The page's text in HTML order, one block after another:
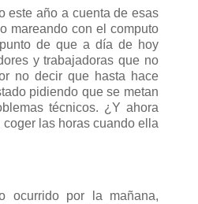
este año a cuenta de esas
mareando con el computo
de que a día de hoy
y trabajadoras que no
no decir que hasta hace
pidiendo que se metan
técnicos. ¿Y ahora
las horas cuando ella
ocurrido por la mañana,